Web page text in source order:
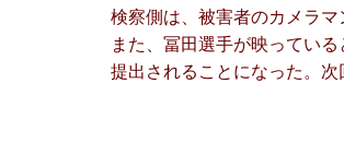
検察側は、被害者のカメラマ
また、冨田選手が映ってい
提出されることになった。次